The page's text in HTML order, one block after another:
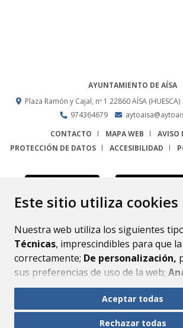
Este sitio utiliza cookies
Nuestra web utiliza los siguientes
Técnicas, imprescindibles para que
correctamente; De personalización,
sus preferencias de uso de la web;
mejorar el funcionamiento de la web
Si acepta pulsando el botón
consideramos que acepta su uso. Si
Aceptar todas
Rechazar todas
AYUNTAMIENTO DE AÍSA
Plaza Ramón y Cajal, nº 1 22860 AÍSA (HUESCA)
974364679
CONTACTO
MAPA WEB
AVISO
PROTECCIÓN DE DATOS
ACCESIBILIDAD